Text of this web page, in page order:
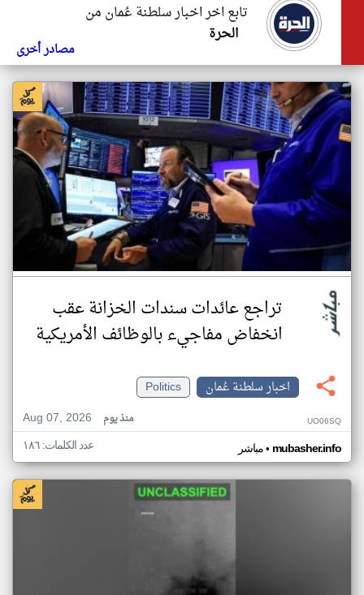
تابع اخر اخبار سلطنة عُمان من
الحرة
مصادر أخرى
تراجع عائدات سندات الخزانة عقب
انخفاض مفاجيء بالوظائف الأمريكية
اخبار سلطنة عُمان
Politics
Aug 07, 2026
منذ يوم UO06SQ
مباشر• mubasher.info عدد الكلمات: ١٨٦